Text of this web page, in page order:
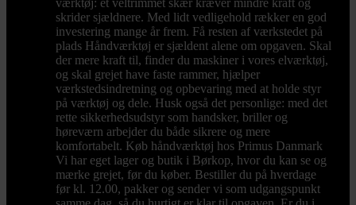
værktøj: et veltrimmet skær kræver mindre kraft og
skrider sjældnere. Med lidt vedligehold rækker en god
investering mange år frem. Få resten af værkstedet på
plads Håndværktøj er sjældent alene om opgaven. Skal
der mere kraft til, finder du maskiner i vores elværktøj,
og skal grejet have faste rammer, hjælper
værkstedsindretning og opbevaring med at holde styr
på værktøj og dele. Husk også det personlige: med det
rette sikkerhedsudstyr som handsker, briller og
høreværn arbejder du både sikrere og mere
komfortabelt. Køb håndværktøj hos Primus Danmark
Vi har eget lager og butik i Børkop, hvor du kan se og
mærke grejet, før du køber. Bestiller du på hverdage
før kl. 12.00, pakker og sender vi som udgangspunkt